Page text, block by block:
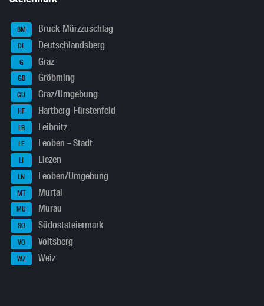
BM Bruck-Mürzzuschlag
DL Deutschlandsberg
G Graz
GB Gröbming
GU Graz/Umgebung
HF Hartberg-Fürstenfeld
LB Leibnitz
LE Leoben – Stadt
LI Liezen
LN Leoben/Umgebung
MT Murtal
MU Murau
SO Südoststeiermark
VO Voitsberg
WZ Weiz